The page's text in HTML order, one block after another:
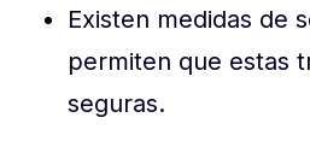
Existen medidas de
permiten que estas
seguras.